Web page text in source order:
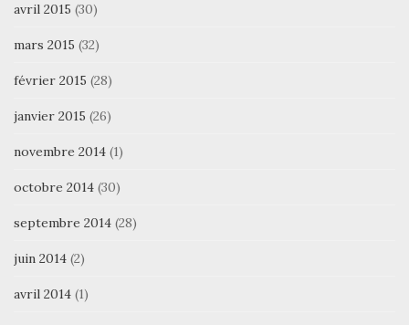
avril 2015 (30)
mars 2015 (32)
février 2015 (28)
janvier 2015 (26)
novembre 2014 (1)
octobre 2014 (30)
septembre 2014 (28)
juin 2014 (2)
avril 2014 (1)